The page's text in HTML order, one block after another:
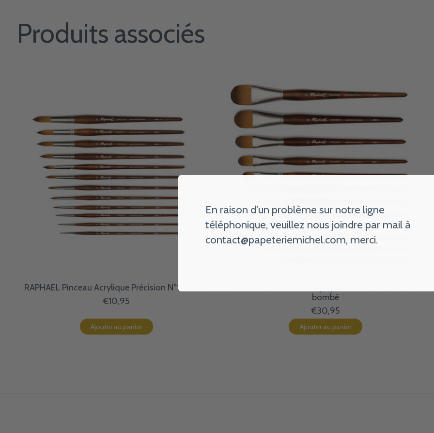
Produits associés
RAPHAEL Pinceau Acrylique Précision N°10 Rond
€10,95
Ajouter au panier
bombé
€30,95
Ajouter au panier
En raison d'un problème sur notre ligne
téléphonique, veuillez nous joindre par mail à
contact@papeteriemichel.com, merci.